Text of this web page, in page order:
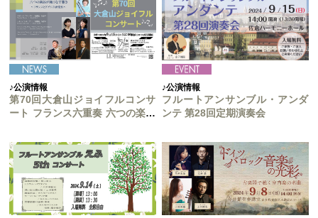
♪公演情報
第70回大倉山ジョイフルコンサ
ート フランス六重奏 六つの楽器
♪公演情報
フルートアンサンブル・アンダ
ンテ 第28回定期演奏会